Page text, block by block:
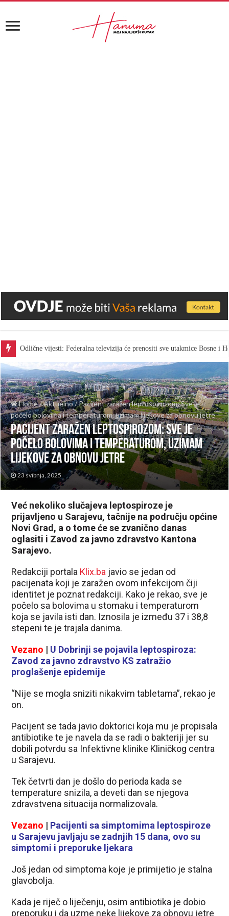
Odlične vijesti: Federalna televizija će prenositi sve utakmice Bosne i
Home/Aktuelno/Pacijent zaražen leptospirozom: Sve je
počelo bolovima i temperaturom, uzimam lijekove za obnovu jetre
Pacijent zaražen leptospirozom: Sve je
počelo bolovima i temperaturom, uzimam
lijekove za obnovu jetre
23 svibnja, 2025
Već nekoliko slučajeva leptospiroze je
prijavljeno u Sarajevu, tačnije na području općine
Novi Grad, a o tome će se zvanično danas
oglasiti i Zavod za javno zdravstvo Kantona
Sarajevo.
Redakciji portala Klix.ba javio se jedan od
pacijenata koji je zaražen ovom infekcijom čiji
identitet je poznat redakciji. Kako je rekao, sve je
počelo sa bolovima u stomaku i temperaturom
koja se javila isti dan. Iznosila je između 37 i 38,8
stepeni te je trajala danima.
Vezano | U Dobrinji se pojavila leptospiroza:
Zavod za javno zdravstvo KS zatražio
proglašenje epidemije
“Nije se mogla sniziti nikakvim tabletama”, rekao je
on.
Pacijent se tada javio doktorici koja mu je propisala
antibiotike te je navela da se radi o bakteriji jer su
dobili potvrdu sa Infektivne klinike Kliničkog centra
u Sarajevu.
Tek četvrti dan je došlo do perioda kada se
temperature snizila, a deveti dan se njegova
zdravstvena situacija normalizovala.
Vezano | Pacijenti sa simptomima leptospiroze
u Sarajevu javljaju se zadnjih 15 dana, ovo su
simptomi i preporuke ljekara
Još jedan od simptoma koje je primijetio je stalna
glavobolja.
Kada je riječ o liječenju, osim antibiotika je dobio
preporuku i da uzme neke lijekove za obnovu jetre